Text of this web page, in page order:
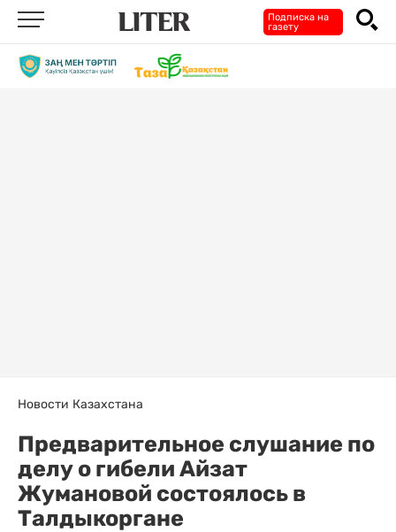
Подписка на
газету
Новости Казахстана
Предварительное слушание по
делу о гибели Айзат
Жумановой состоялось в
Талдыкоргане